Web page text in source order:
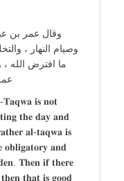
وقال عمر بن
وصيام النهار ،
ما افترض الله
𝐓𝐚𝐪𝐰𝐚 𝐢𝐬 𝐧𝐨𝐭
𝐭𝐡𝐞 𝐝𝐚𝐲 𝐚𝐧𝐝
𝐚𝐥-𝐭𝐚𝐪𝐰𝐚 𝐢𝐬
𝐚𝐧𝐝
𝐓𝐡𝐞𝐧 𝐢𝐟 𝐭𝐡𝐞𝐫𝐞
𝐭𝐡𝐚𝐭 𝐢𝐬 𝐠𝐨𝐨𝐝